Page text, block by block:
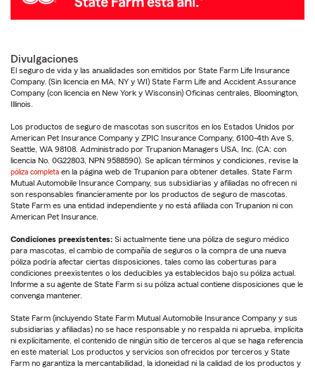
Divulgaciones
El seguro de vida y las anualidades son emitidos por State Farm Life Insurance
Company. (Sin licencia en MA, NY y WI) State Farm Life and Accident Assurance
Company (con licencia en New York y Wisconsin) Oficinas centrales, Bloomington,
Illinois.
Los productos de seguro de mascotas son suscritos en los Estados Unidos por
American Pet Insurance Company y ZPIC Insurance Company, 6100-4th Ave S,
Seattle, WA 98108. Administrado por Trupanion Managers USA, Inc. (CA: con
licencia No. 0G22803, NPN 9588590). Se aplican términos y condiciones, revise la
póliza completa en la página web de Trupanion para obtener detalles. State Farm
Mutual Automobile Insurance Company, sus subsidiarias y afiliadas no ofrecen ni
son responsables financieramente por los productos de seguro de mascotas.
State Farm es una entidad independiente y no está afiliada con Trupanion ni con
American Pet Insurance.
Condiciones preexistentes: Si actualmente tiene una póliza de seguro médico
para mascotas, el cambio de compañía de seguros o la compra de una nueva
póliza podría afectar ciertas disposiciones, tales como las coberturas para
condiciones preexistentes o los deducibles ya establecidos bajo su póliza actual.
Informe a su agente de State Farm si su póliza actual contiene disposiciones que le
convenga mantener.
State Farm (incluyendo State Farm Mutual Automobile Insurance Company y sus
subsidiarias y afiliadas) no se hace responsable y no respalda ni aprueba, implícita
ni explícitamente, el contenido de ningún sitio de terceros al que se haga referencia
en este material. Los productos y servicios son ofrecidos por terceros y State
Farm no garantiza la mercantabilidad, la idoneidad ni la calidad de los productos y